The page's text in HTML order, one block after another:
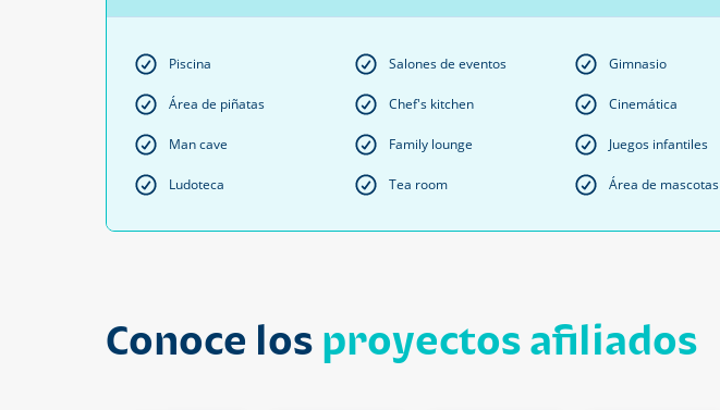
Piscina Salones de eventos Gimnasio
Área de piñatas Chef's kitchen Cinemática
Man cave Family lounge Juegos infantiles
Ludoteca Tea room Área de mascotas
Conoce los proyectos afiliados